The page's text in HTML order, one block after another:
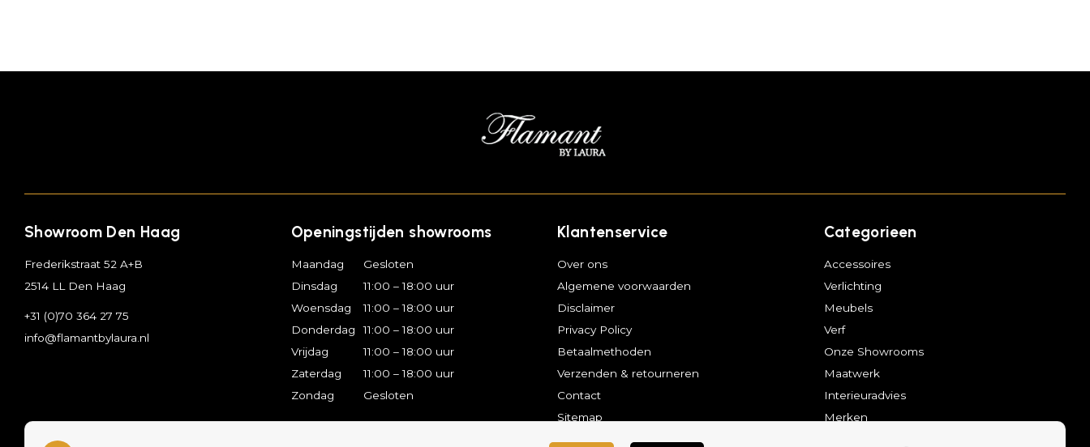
Showroom Den Haag
Frederikstraat 52 A+B
2514 LL Den Haag
+31 (0)70 364 27 75
info@flamantbylaura.nl
Openingstijden showrooms
Maandag
Dinsdag
Woensdag
Donderdag
Vrijdag
Zaterdag
Zondag
Gesloten
11:00 – 18:00 uur
11:00 – 18:00 uur
11:00 – 18:00 uur
11:00 – 18:00 uur
11:00 – 18:00 uur
Gesloten
Klantenservice
Over ons
Algemene voorwaarden
Disclaimer
Privacy Policy
Betaalmethoden
Verzenden & retourneren
Contact
Sitemap
Categorieen
Accessoires
Verlichting
Meubels
Verf
Onze Showrooms
Maatwerk
Interieuradvies
Merken